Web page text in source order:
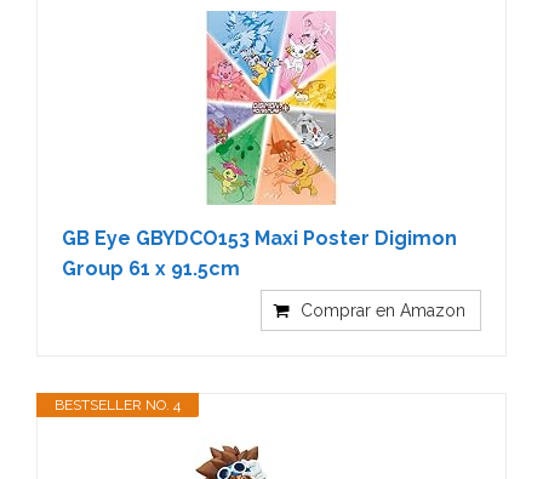
GB Eye GBYDCO153 Maxi Poster Digimon
Group 61 x 91.5cm
Comprar en Amazon
BESTSELLER NO. 4